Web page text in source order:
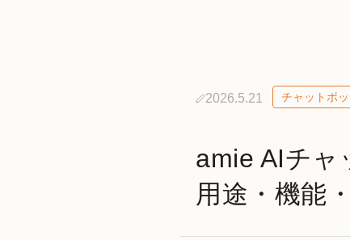
2026.5.21 チャットボッ
amie AIチ
用途・機能